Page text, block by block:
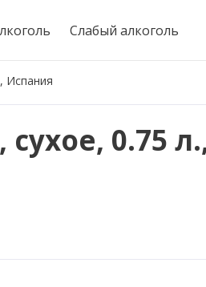
Слабый алкоголь
Испания
0.75